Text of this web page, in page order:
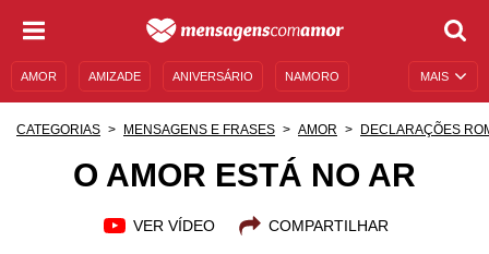
MAIS
AMOR AMIZADE ANIVERSÁRIO NAMORO
DESCULPAS
CATEGORIAS MENSAGENS E FRASES AMOR DECLARAÇÕES
O AMOR ESTÁ NO AR
VER VÍDEO COMPARTILHAR